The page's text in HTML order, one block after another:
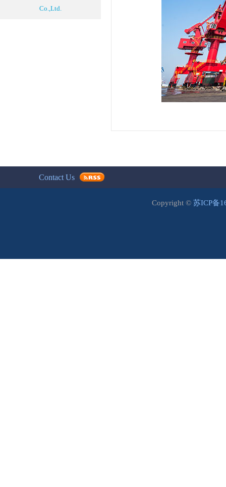
Co.,Ltd.
Contact Us
Copyright © 苏ICP备